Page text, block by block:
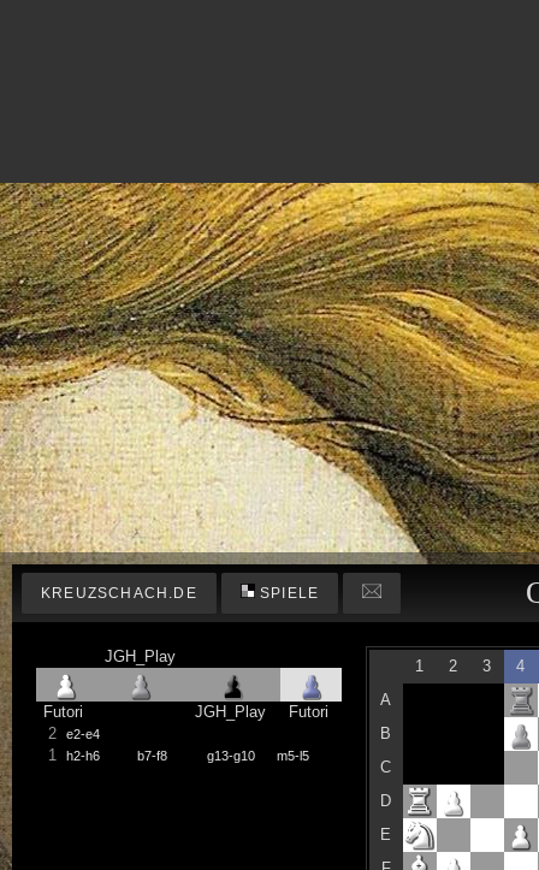
KREUZSCHACH.DE SPIELE
Futori
JGH_Play
JGH_Play
Futori
2
e2-e4
1 h2-h6 b7-f8 g13-g10 m5-l5
1 2 3
4
A
B
C
D
E